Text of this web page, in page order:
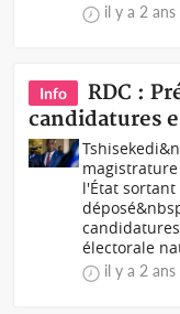
il y a 2 ans
Info
RDC :
candidatures
l'État sortant
électorale
il y a 2 ans